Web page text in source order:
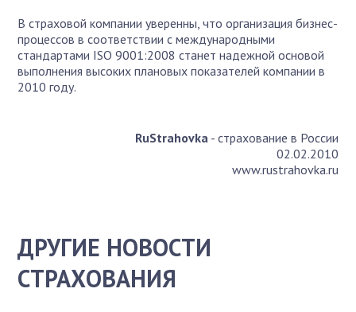
В страховой компании уверенны, что организация бизнес-
процессов в соответствии с международными
стандартами ISO 9001:2008 станет надежной основой
выполнения высоких плановых показателей компании в
2010 году.
RuStrahovka- страхование в России
02.02.2010
www.rustrahovka.ru
ДРУГИЕ НОВОСТИ
СТРАХОВАНИЯ